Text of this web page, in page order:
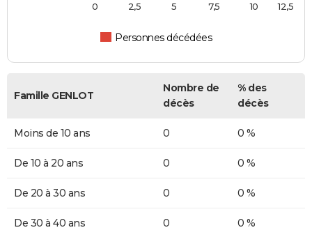
Personnes décédées
0 10
2,5 5 7,5 12,5
Famille GENLOT
Nombre de
décès
% des
décès
Moins de 10 ans 0 0 %
De 10 à 20 ans 0 0 %
De 20 à 30 ans 0 0 %
De 30 à 40 ans 0 0 %